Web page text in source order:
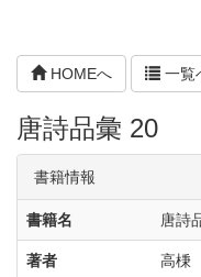
HOMEへ 一覧
唐詩品彙 20
書籍情報
書籍名 唐詩
著者 高棅